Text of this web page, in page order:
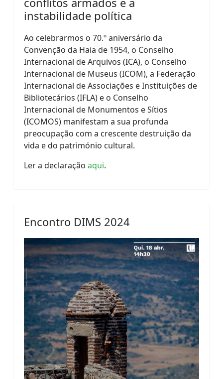
instabilidade política
Ao celebrarmos o 70.º aniversário da
Convenção da Haia de 1954, o Conselho
Internacional de Arquivos (ICA), o Conselho
Internacional de Museus (ICOM), a Federação
Internacional de Associações e Instituições de
Bibliotecários (IFLA) e o Conselho
Internacional de Monumentos e Sítios
(ICOMOS) manifestam a sua profunda
preocupação com a crescente destruição da
vida e do património cultural.
Ler a declaração aqui.
Encontro DIMS 2024